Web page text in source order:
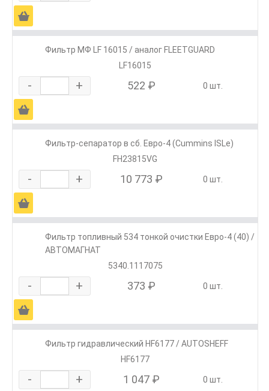
Ä
Фильтр МФ LF 16015 / аналог FLEETGUARD
LF16015
- + 522 ₽ 0 шт.
Ä
Фильтр-сепаратор в сб. Евро-4 (Cummins ISLe)
FH23815VG
- + 10 773 ₽ 0 шт.
Ä
Фильтр топливный 534 тонкой очистки Евро-4 (40) /
АВТОМАГНАТ
5340.1117075
- + 373 ₽ 0 шт.
Ä
Фильтр гидравлический HF6177 / AUTOSHEFF
HF6177
- + 1 047 ₽ 0 шт.